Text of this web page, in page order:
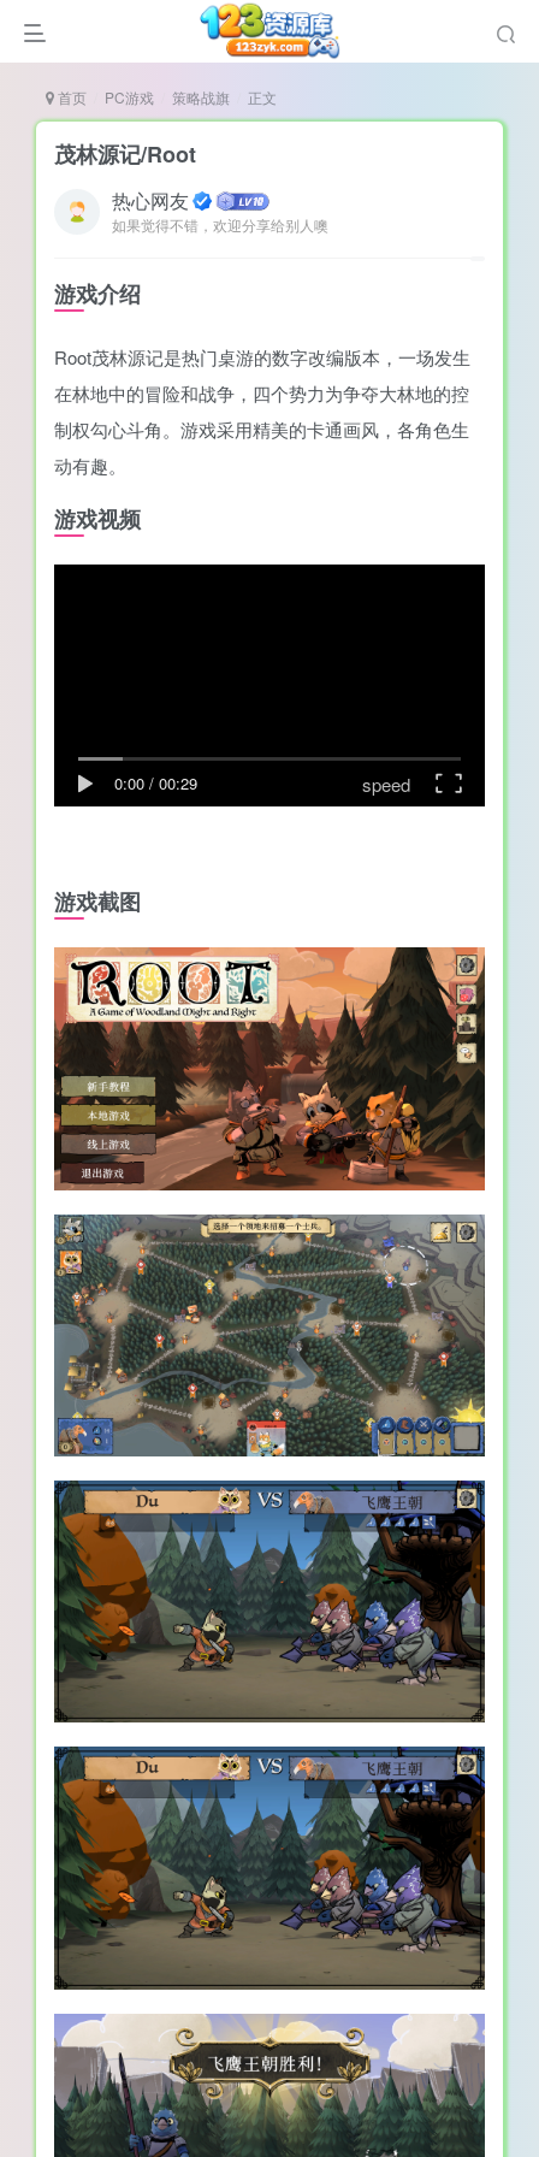
摸鱼游戏）
首页 PC游戏 策略战旗 正文
茂林源记/Root
热心网友
如果觉得不错，欢迎分享给别人噢
游戏介绍
Root茂林源记是热门桌游的数字改编版本，一场发生
在林地中的冒险和战争，四个势力为争夺大林地的控
制权勾心斗角。游戏采用精美的卡通画风，各角色生
动有趣。
游戏视频
0:00 / 00:29 speed
游戏截图